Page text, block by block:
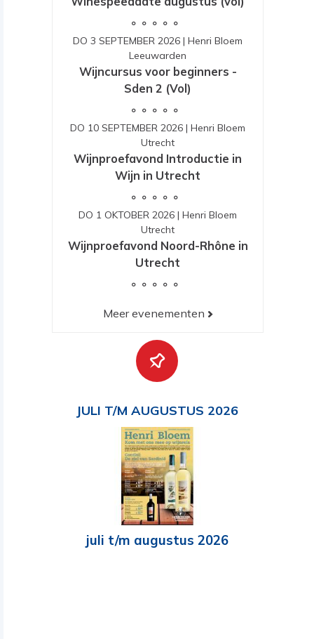
DO 3 SEPTEMBER 2026 | Henri Bloem
Leeuwarden
Wijncursus voor beginners -
Sden 2 (Vol)
DO 10 SEPTEMBER 2026 | Henri Bloem
Utrecht
Wijnproefavond Introductie in
Wijn in Utrecht
DO 1 OKTOBER 2026 | Henri Bloem
Utrecht
Wijnproefavond Noord-Rhône in
Utrecht
Meer evenementen
JULI T/M AUGUSTUS 2026
juli t/m augustus 2026